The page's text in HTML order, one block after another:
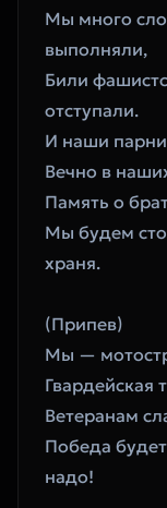
Мы много
выполняли,
Били
отступали.
И наши парни
Вечно в
Память о
Мы будем
храня.
(Припев)
Мы —
Гвардейская
Ветеранам
Победа
надо!